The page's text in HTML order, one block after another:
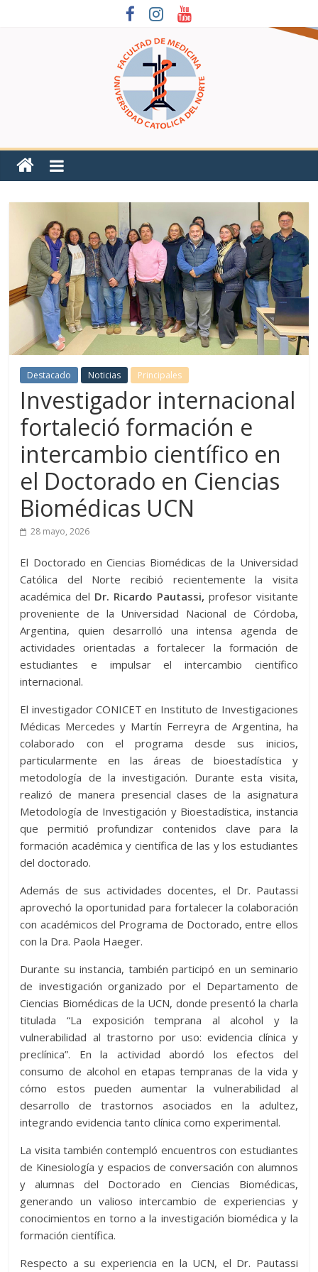
Destacado Noticias Principales
Investigador internacional
fortaleció formación e
intercambio científico en
el Doctorado en Ciencias
Biomédicas UCN
28 mayo, 2026
El Doctorado en Ciencias Biomédicas de la Universidad
Católica del Norte recibió recientemente la visita
académica del Dr. Ricardo Pautassi, profesor visitante
proveniente de la Universidad Nacional de Córdoba,
Argentina, quien desarrolló una intensa agenda de
actividades orientadas a fortalecer la formación de
estudiantes e impulsar el intercambio científico
internacional.
El investigador CONICET en Instituto de Investigaciones
Médicas Mercedes y Martín Ferreyra de Argentina, ha
colaborado con el programa desde sus inicios,
particularmente en las áreas de bioestadística y
metodología de la investigación. Durante esta visita,
realizó de manera presencial clases de la asignatura
Metodología de Investigación y Bioestadística, instancia
que permitió profundizar contenidos clave para la
formación académica y científica de las y los estudiantes
del doctorado.
Además de sus actividades docentes, el Dr. Pautassi
aprovechó la oportunidad para fortalecer la colaboración
con académicos del Programa de Doctorado, entre ellos
con la Dra. Paola Haeger.
Durante su instancia, también participó en un seminario
de investigación organizado por el Departamento de
Ciencias Biomédicas de la UCN, donde presentó la charla
titulada “La exposición temprana al alcohol y la
vulnerabilidad al trastorno por uso: evidencia clínica y
preclínica”. En la actividad abordó los efectos del
consumo de alcohol en etapas tempranas de la vida y
cómo estos pueden aumentar la vulnerabilidad al
desarrollo de trastornos asociados en la adultez,
integrando evidencia tanto clínica como experimental.
La visita también contempló encuentros con estudiantes
de Kinesiología y espacios de conversación con alumnos
y alumnas del Doctorado en Ciencias Biomédicas,
generando un valioso intercambio de experiencias y
conocimientos en torno a la investigación biomédica y la
formación científica.
Respecto a su experiencia en la UCN, el Dr. Pautassi